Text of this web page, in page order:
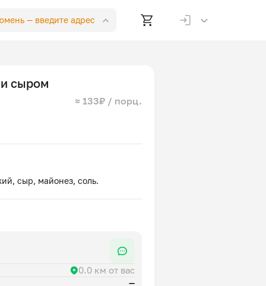
— введите адрес
сыром
≈ 133₽ / порц.
0.0 км от вас
—